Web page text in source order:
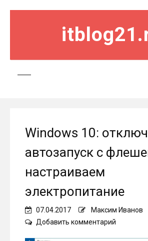
Windows 10:
автозапуск с
настраиваем
электропитание
07.04.2017 Максим Иванов
Добавить комментарий